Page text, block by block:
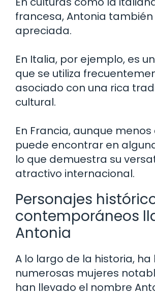
francesa, Antonia también
apreciada.
En Italia, por ejemplo, es
que se utiliza
asociado con una rica
cultural.
En Francia, aunque
puede encontrar en
lo que demuestra su
atractivo internacional.
Personajes
contemporáneos
Antonia
A lo largo de la historia,
numerosas mujeres
han llevado el nombre